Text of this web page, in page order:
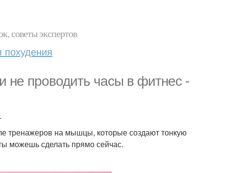
советы экспертов
не проводить часы в фитнес -
тренажеров на мышцы, которые создают тонкую
можешь сделать прямо сейчас.